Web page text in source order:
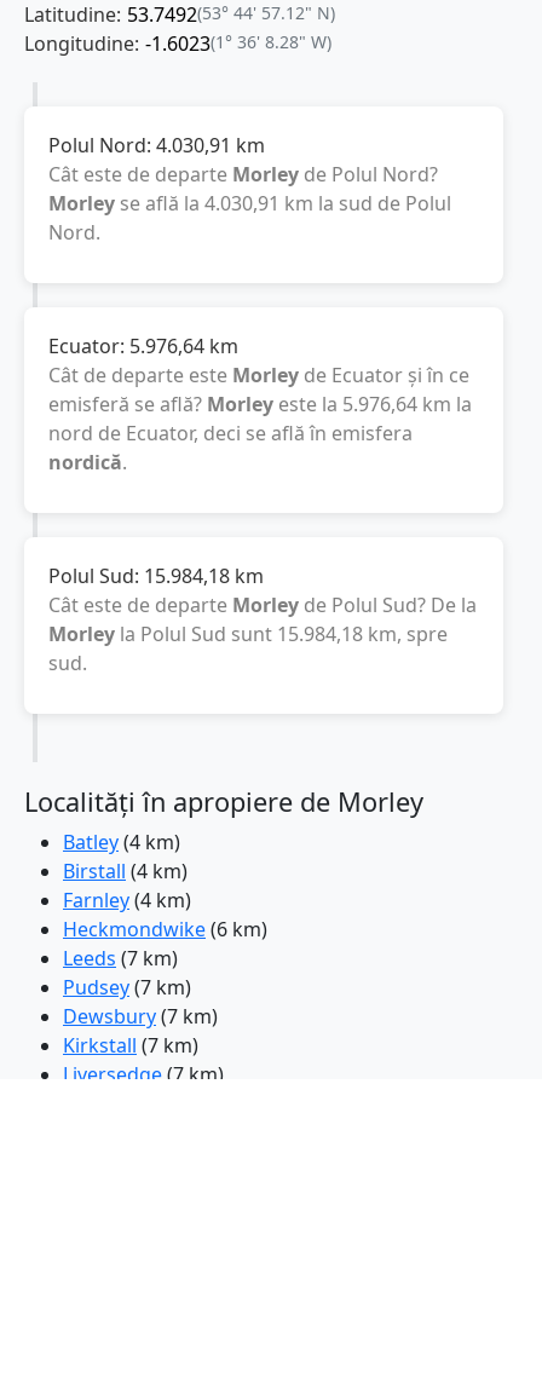
Latitudine: 53.7492(53° 44' 57.12" N)
Longitudine: -1.6023(1° 36' 8.28" W)
Polul Nord: 4.030,91 km
Cât este de departe Morley de Polul Nord?
Morley se află la 4.030,91 km la sud de Polul
Nord.
Ecuator: 5.976,64 km
Cât de departe este Morley de Ecuator și în ce
emisferă se află? Morley este la 5.976,64 km la
nord de Ecuator, deci se află în emisfera
nordică.
Polul Sud: 15.984,18 km
Cât este de departe Morley de Polul Sud? De la
Morley la Polul Sud sunt 15.984,18 km, spre
sud.
Localități în apropiere de Morley
Batley(4 km)
Birstall (4 km)
Farnley(4 km)
Heckmondwike(6 km)
Leeds (7 km)
Pudsey(7 km)
Dewsbury(7 km)
Kirkstall (7 km)
Liversedge(7 km)